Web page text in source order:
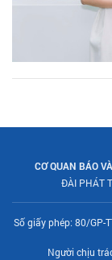
CƠ QUAN BÁO
ĐÀI PHÁT
Số giấy phép: 80/GP-
Người chịu